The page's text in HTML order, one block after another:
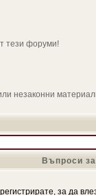
тези форуми!
незаконни
Въпроси
за да